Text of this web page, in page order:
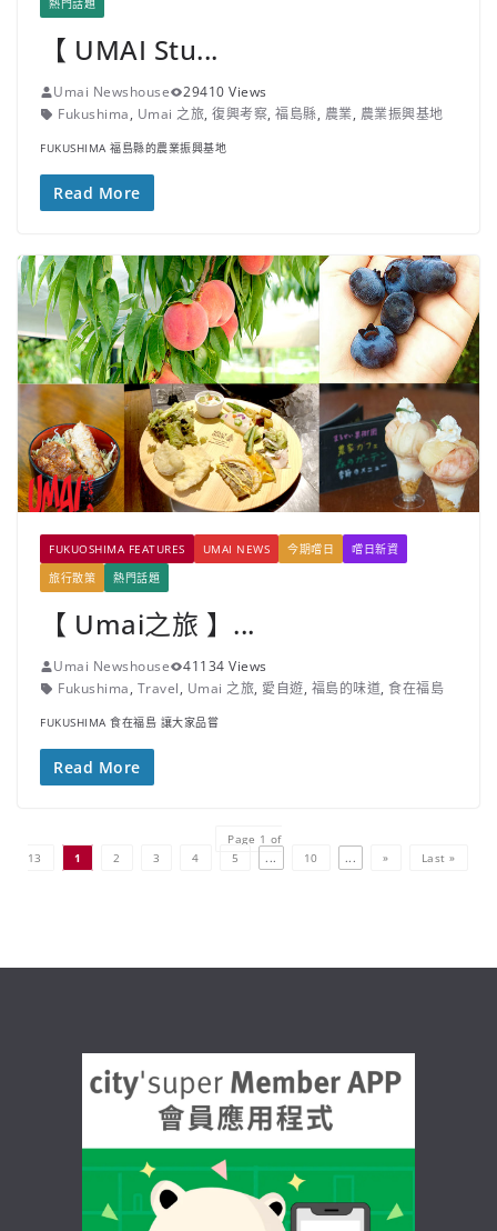
【 UMAI Stu...
Umai Newshouse
29410 Views
Fukushima, Umai 之旅, 復興考察, 福島縣, 農業, 農業振興基地
FUKUSHIMA 福島縣的農業振興基地
Read More
FUKUOSHIMA FEATURES UMAI NEWS 今期嚐日
嚐日新資
旅行散策
熱門話題
【 Umai之旅 】...
Umai Newshouse
41134 Views
Fukushima, Travel, Umai 之旅, 愛自遊, 福島的味道, 食在福島
FUKUSHIMA 食在福島 讓大家品嘗
Read More
Page 1 of
13
1 2 3 4 5 ... 10 ... » Last »